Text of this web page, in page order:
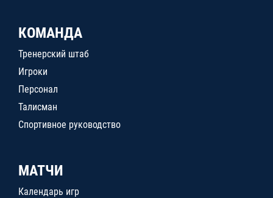
КОМАНДА
Тренерский штаб
Игроки
Персонал
Талисман
Спортивное руководство
МАТЧИ
Календарь игр